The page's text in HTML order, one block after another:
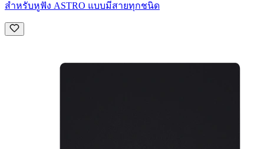
สำหรับหูฟัง ASTRO แบบมีสายทุกชนิด